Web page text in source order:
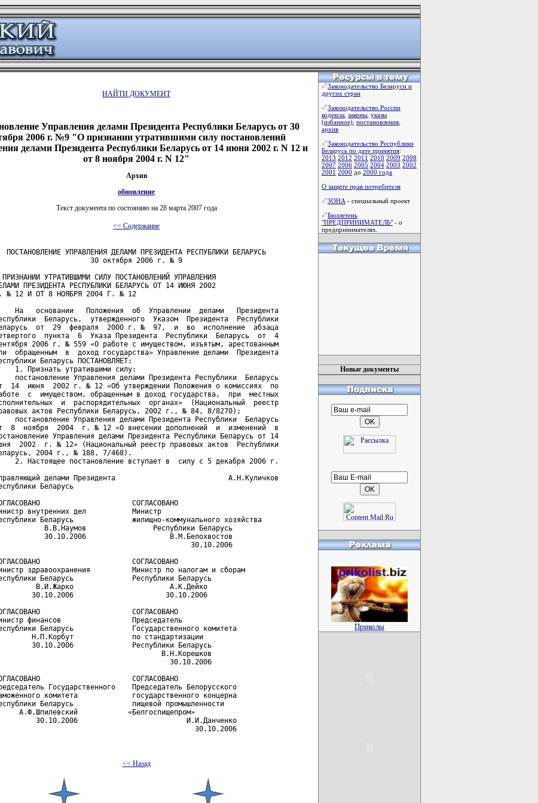
НАЙТИ ДОКУМЕНТ
Управления делами Президента Республики Беларусь от 30
2006 г. №9 "О признании утратившими силу постановлений
делами Президента Республики Беларусь от 14 июня 2002 г. N 12 и
от 8 ноября 2004 г. N 12"
Архив
обновление
Текст документа по состоянию на 28 марта 2007 года
<< Содержание
ПОСТАНОВЛЕНИЕ УПРАВЛЕНИЯ ДЕЛАМИ ПРЕЗИДЕНТА РЕСПУБЛИКИ БЕЛАРУСЬ
30 октября 2006 г. № 9
УТРАТИВШИМИ СИЛУ ПОСТАНОВЛЕНИЙ УПРАВЛЕНИЯ
ПРЕЗИДЕНТА РЕСПУБЛИКИ БЕЛАРУСЬ ОТ 14 ИЮНЯ 2002
№ 12 И ОТ 8 НОЯБРЯ 2004 Г. № 12
На   основании   Положения  об  Управлении  делами   Президента
Беларусь,  утвержденного  Указом  Президента  Республики
от  29  февраля  2000 г. №  97,  и  во  исполнение  абзаца
пункта  6  Указа Президента  Республики  Беларусь  от  4
2006 г. № 559 «О работе с имуществом, изъятым, арестованным
обращенным  в  доход государства» Управление делами  Президента
Беларусь ПОСТАНОВЛЯЕТ:
1. Признать утратившими силу:
постановление Управления делами Президента Республики  Беларусь
14  июня  2002 г. № 12 «Об утверждении Положения о комиссиях  по
с  имуществом, обращенным в доход государства,  при  местных
и  распорядительных  органах»  (Национальный  реестр
актов Республики Беларусь, 2002 г., № 84, 8/8270);
постановление Управления делами Президента Республики  Беларусь
8  ноября  2004  г. № 12 «О внесении дополнений  и  изменений  в
Управления делами Президента Республики Беларусь от 14
2002  г. № 12» (Национальный реестр правовых актов  Республики
2004 г., № 188, 7/468).
2. Настоящее постановление вступает в  силу с 5 декабря 2006 г.
делами Президента                           А.Н.Куличков
Беларусь
СОГЛАСОВАНО
внутренних дел           Министр
Беларусь              жилищно-коммунального хозяйства
В.В.Наумов                Республики Беларусь
30.10.2006                    В.М.Белохвостов
30.10.2006
СОГЛАСОВАНО
здравоохранения          Министр по налогам и сборам
Беларусь              Республики Беларусь
В.И.Жарко                       А.К.Дейко
30.10.2006                      30.10.2006
СОГЛАСОВАНО
финансов                 Председатель
Беларусь              Государственного комитета
Н.П.Корбут              по стандартизации
30.10.2006              Республики Беларусь
В.Н.Корешков
30.10.2006
СОГЛАСОВАНО
Государственного    Председатель Белорусского
комитета             государственного концерна
Беларусь              пищевой промышленности
А.Ф.Шпилевский            «Белгоспищепром»
30.10.2006                          И.И.Данченко
30.10.2006
<< Назад
Законодательство Беларуси и
других стран
Законодательство России
кодексы законы указы
(избанное) постановления
архив
Законодательство Республики
Беларусь по дате принятия:
2013 2012 2011 2010 2009 2008
2007 2006 2005 2004 2003 2002
2001 2000 до 2000 года
О защите прав потребителя
ЗОНА - специальный проект
Бюллетень
"ПРЕДПРИНИМАТЕЛЬ" - о
предпринимателях.
Новые документы
Приколы